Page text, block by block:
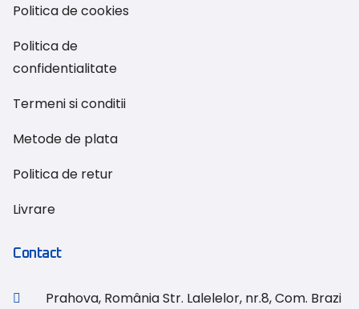
Politica de cookies
Politica de
confidentialitate
Termeni si conditii
Metode de plata
Politica de retur
Livrare
Contact
Prahova, România Str. Lalelelor, nr.8, Com. Brazi